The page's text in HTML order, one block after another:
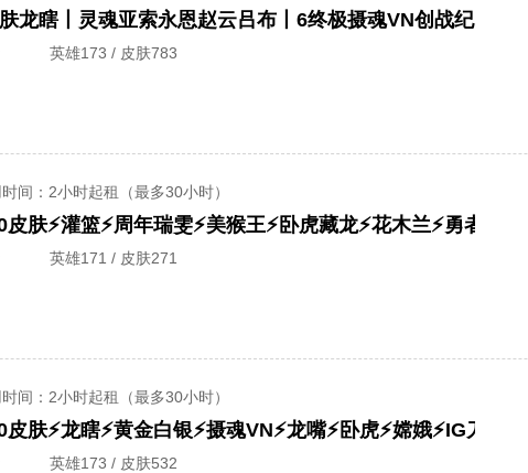
英雄173 / 皮肤783
间 ：2小时起租（最多30小时）
肤⚡灌篮⚡周年瑞雯⚡美猴王⚡卧虎藏龙⚡花木兰⚡勇者阿狸⚡
英雄171 / 皮肤271
间 ：2小时起租（最多30小时）
英雄173 / 皮肤532